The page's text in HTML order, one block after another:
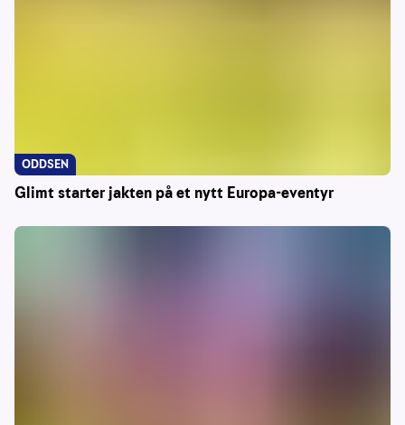
Glimt starter jakten på et nytt Europa-eventyr
ODDSEN